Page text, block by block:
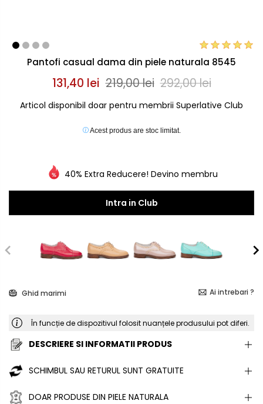
Pantofi casual dama din piele naturala 8545
131,40 lei 219,00 lei 292,00 lei
Articol disponibil doar pentru membrii Superlative Club
Acest produs are stoc limitat.
40% Extra Reducere! Devino membru
Intra in Club
Ghid marimi Ai intrebari ?
În funcție de dispozitivul folosit nuanțele produsului pot diferi.
DESCRIERE SI INFORMATII PRODUS
SCHIMBUL SAU RETURUL SUNT GRATUITE
DOAR PRODUSE DIN PIELE NATURALA